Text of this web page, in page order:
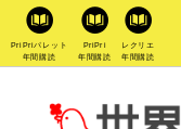
PriPriパレット
年間購読
PriPri
年間購読
レクリエ
年間購読